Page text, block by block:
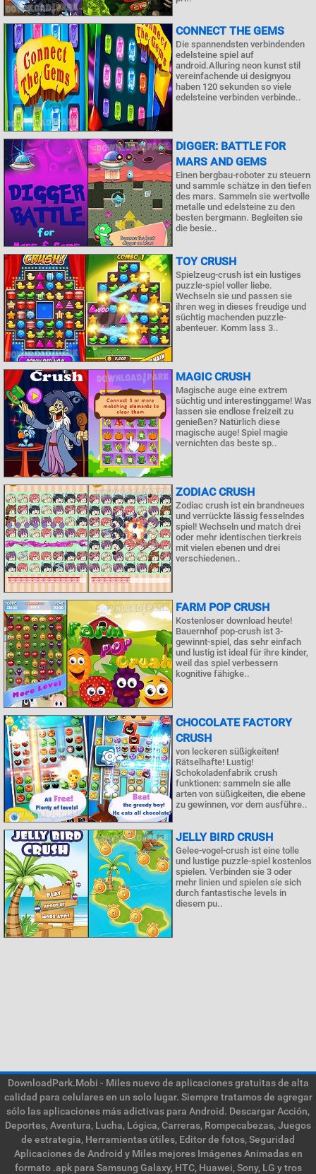
CONNECT THE GEMS
Die spannendsten verbindenden
edelsteine spiel auf
android.Alluring neon kunst stil
vereinfachende ui designyou
haben 120 sekunden so viele
edelsteine verbinden verbinde..
DIGGER: BATTLE FOR
MARS AND GEMS
Einen bergbau-roboter zu steuern
und sammle schätze in den tiefen
des mars. Sammeln sie wertvolle
metalle und edelsteine zu den
besten bergmann. Begleiten sie
die besie..
TOY CRUSH
Spielzeug-crush ist ein lustiges
puzzle-spiel voller liebe.
Wechseln sie und passen sie
ihren weg in dieses freudige und
süchtig machenden puzzle-
abenteuer. Komm lass 3..
MAGIC CRUSH
Magische auge eine extrem
süchtig und interestinggame! Was
lassen sie endlose freizeit zu
genießen? Natürlich diese
magische auge! Spiel magie
vernichten das beste sp..
ZODIAC CRUSH
Zodiac crush ist ein brandneues
und verrückte lässig fesselndes
spiel! Wechseln und match drei
oder mehr identischen tierkreis
mit vielen ebenen und drei
verschiedenen..
FARM POP CRUSH
Kostenloser download heute!
Bauernhof pop-crush ist 3-
gewinnt-spiel, das sehr einfach
und lustig ist ideal für ihre kinder,
weil das spiel verbessern
kognitive fähigke..
CHOCOLATE FACTORY
CRUSH
von leckeren süßigkeiten!
Rätselhafte! Lustig!
Schokoladenfabrik crush
funktionen: sammeln sie alle
arten von süßigkeiten, die ebene
zu gewinnen, vor dem ausführe..
JELLY BIRD CRUSH
Gelee-vogel-crush ist eine tolle
und lustige puzzle-spiel kostenlos
spielen. Verbinden sie 3 oder
mehr linien und spielen sie sich
durch fantastische levels in
diesem pu..
DownloadPark.Mobi - Miles nuevo de aplicaciones gratuitas de alta
calidad para celulares en un solo lugar. Siempre tratamos de agregar
sólo las aplicaciones más adictivas para Android. Descargar Acción,
Deportes, Aventura, Lucha, Lógica, Carreras, Rompecabezas, Juegos
de estrategia, Herramientas útiles, Editor de fotos, Seguridad
Aplicaciones de Android y Miles mejores Imágenes Animadas en
formato .apk para Samsung Galaxy, HTC, Huawei, Sony, LG y tros